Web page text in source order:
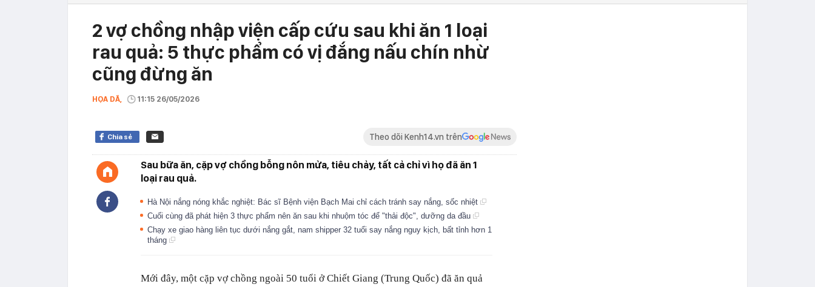
2 vợ chồng nhập viện cấp cứu sau khi ăn 1 loại
rau quả: 5 thực phẩm có vị đắng nấu chín nhừ
cũng đừng ăn
HỌA DÃ, 11:15 26/05/2026
Chia sẻ Theo dõi Kenh14.vn trên
Sau bữa ăn, cặp vợ chồng bỗng nôn mửa, tiêu chảy, tất cả chỉ vì họ đã ăn 1
loại rau quả.
Hà Nội nắng nóng khắc nghiệt: Bác sĩ Bệnh viện Bạch Mai chỉ cách tránh say nắng, sốc nhiệt
Cuối cùng đã phát hiện 3 thực phẩm nên ăn sau khi nhuộm tóc để "thải độc", dưỡng da đầu
Chạy xe giao hàng liên tục dưới nắng gắt, nam shipper 32 tuổi say nắng nguy kịch, bất tỉnh hơn 1
tháng
Mới đây, một cặp vợ chồng ngoài 50 tuổi ở Chiết Giang (Trung Quốc) đã ăn quả